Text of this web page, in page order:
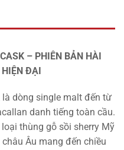
– PHIÊN BẢN HÀI
HIỆN ĐẠI
là dòng single malt đến từ
danh tiếng toàn cầu.
thùng gỗ sồi sherry Mỹ
Âu mang đến chiều